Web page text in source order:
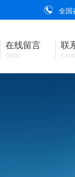
全国
在线留言
Order
联